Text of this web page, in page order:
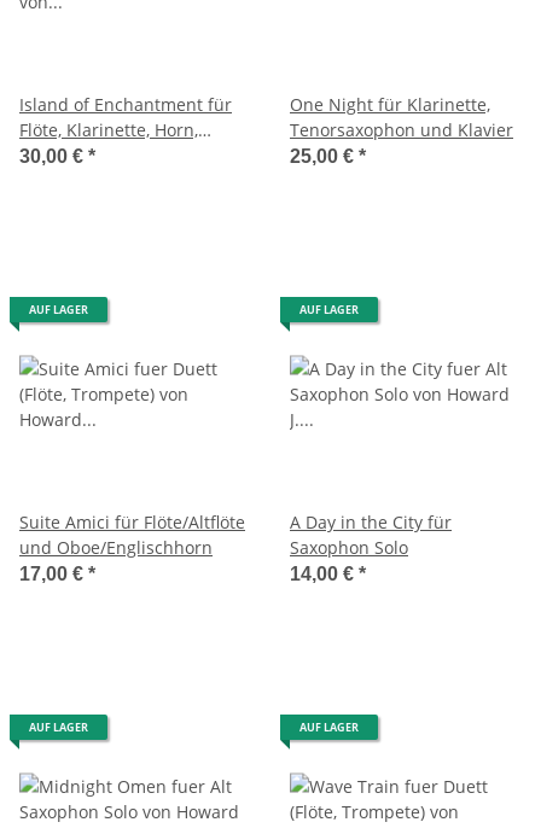
Island of Enchantment für
Flöte, Klarinette, Horn,
Fagott und Klavier)
30,00 € *
One Night für Klarinette,
Tenorsaxophon und Klavier
25,00 € *
AUF LAGER
Suite Amici für Flöte/Altflöte
und Oboe/Englischhorn
17,00 € *
AUF LAGER
A Day in the City für
Saxophon Solo
14,00 € *
AUF LAGER AUF LAGER